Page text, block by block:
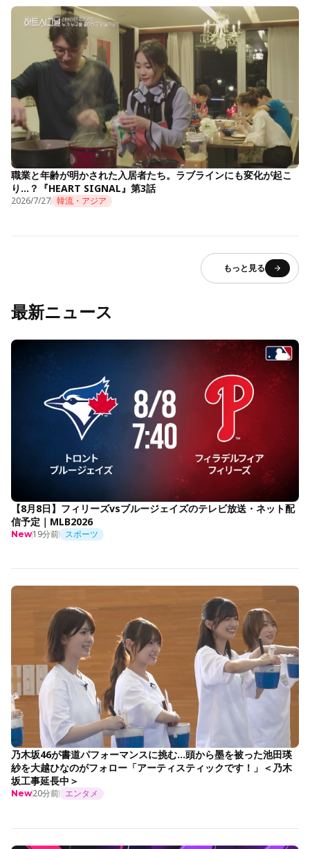
職業と年齢が明かされた入居者たち。ラブラインにも変化が起こ
り…？『HEART SIGNAL』第3話
2026/7/27 韓流・アジア
もっと見る
最新ニュース
【8月8日】フィリーズvsブルージェイズのテレビ放送・ネット配
信予定｜MLB2026
New19分前 スポーツ
乃木坂46が書道パフォーマンスに挑む…頭から墨を被った池田瑛
紗を大越ひなのがフォロー「アーティスティックです！」＜乃木
坂工事延長中＞
New20分前 エンタメ